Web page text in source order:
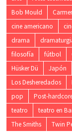
Bob Mould
cine americano
drama
filosofía
fútbol
Hüsker Dü
Japón
Los Desheredados
pop
Post-
teatro
teatro en
The Smiths
Twin